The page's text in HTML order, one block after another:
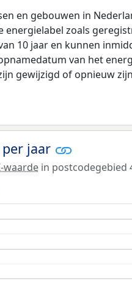
en gebouwen in
zoals
10 jaar en kunnen
van het
gewijzigd of opnieuw
jaar
waarde in postcodegebied